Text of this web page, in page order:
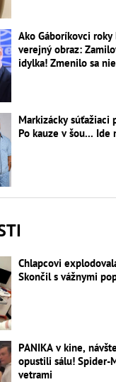
Ako Gáboríkovci
verejný obraz:
idylka! Zmenilo sa
Markizácky súťažiaci
Po kauze v šou... Ide
Chlapcovi
Skončil s vážnymi
PANIKA v kine,
opustili sálu! Spider-
vetrami